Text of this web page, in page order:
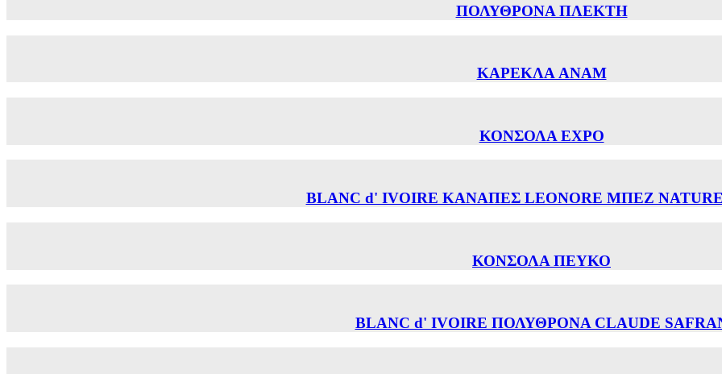
ΠΟΛΥΘΡΟΝΑ ΠΛΕΚΤΗ
ΚΑΡΕΚΛΑ ANAM
ΚΟΝΣΟΛΑ EXPO
BLANC d' IVOIRE ΚΑΝΑΠΕΣ LEONORE ΜΠΕΖ
ΚΟΝΣΟΛΑ ΠΕΥΚΟ
BLANC d' IVOIRE ΠΟΛΥΘΡΟΝΑ CLAUDE